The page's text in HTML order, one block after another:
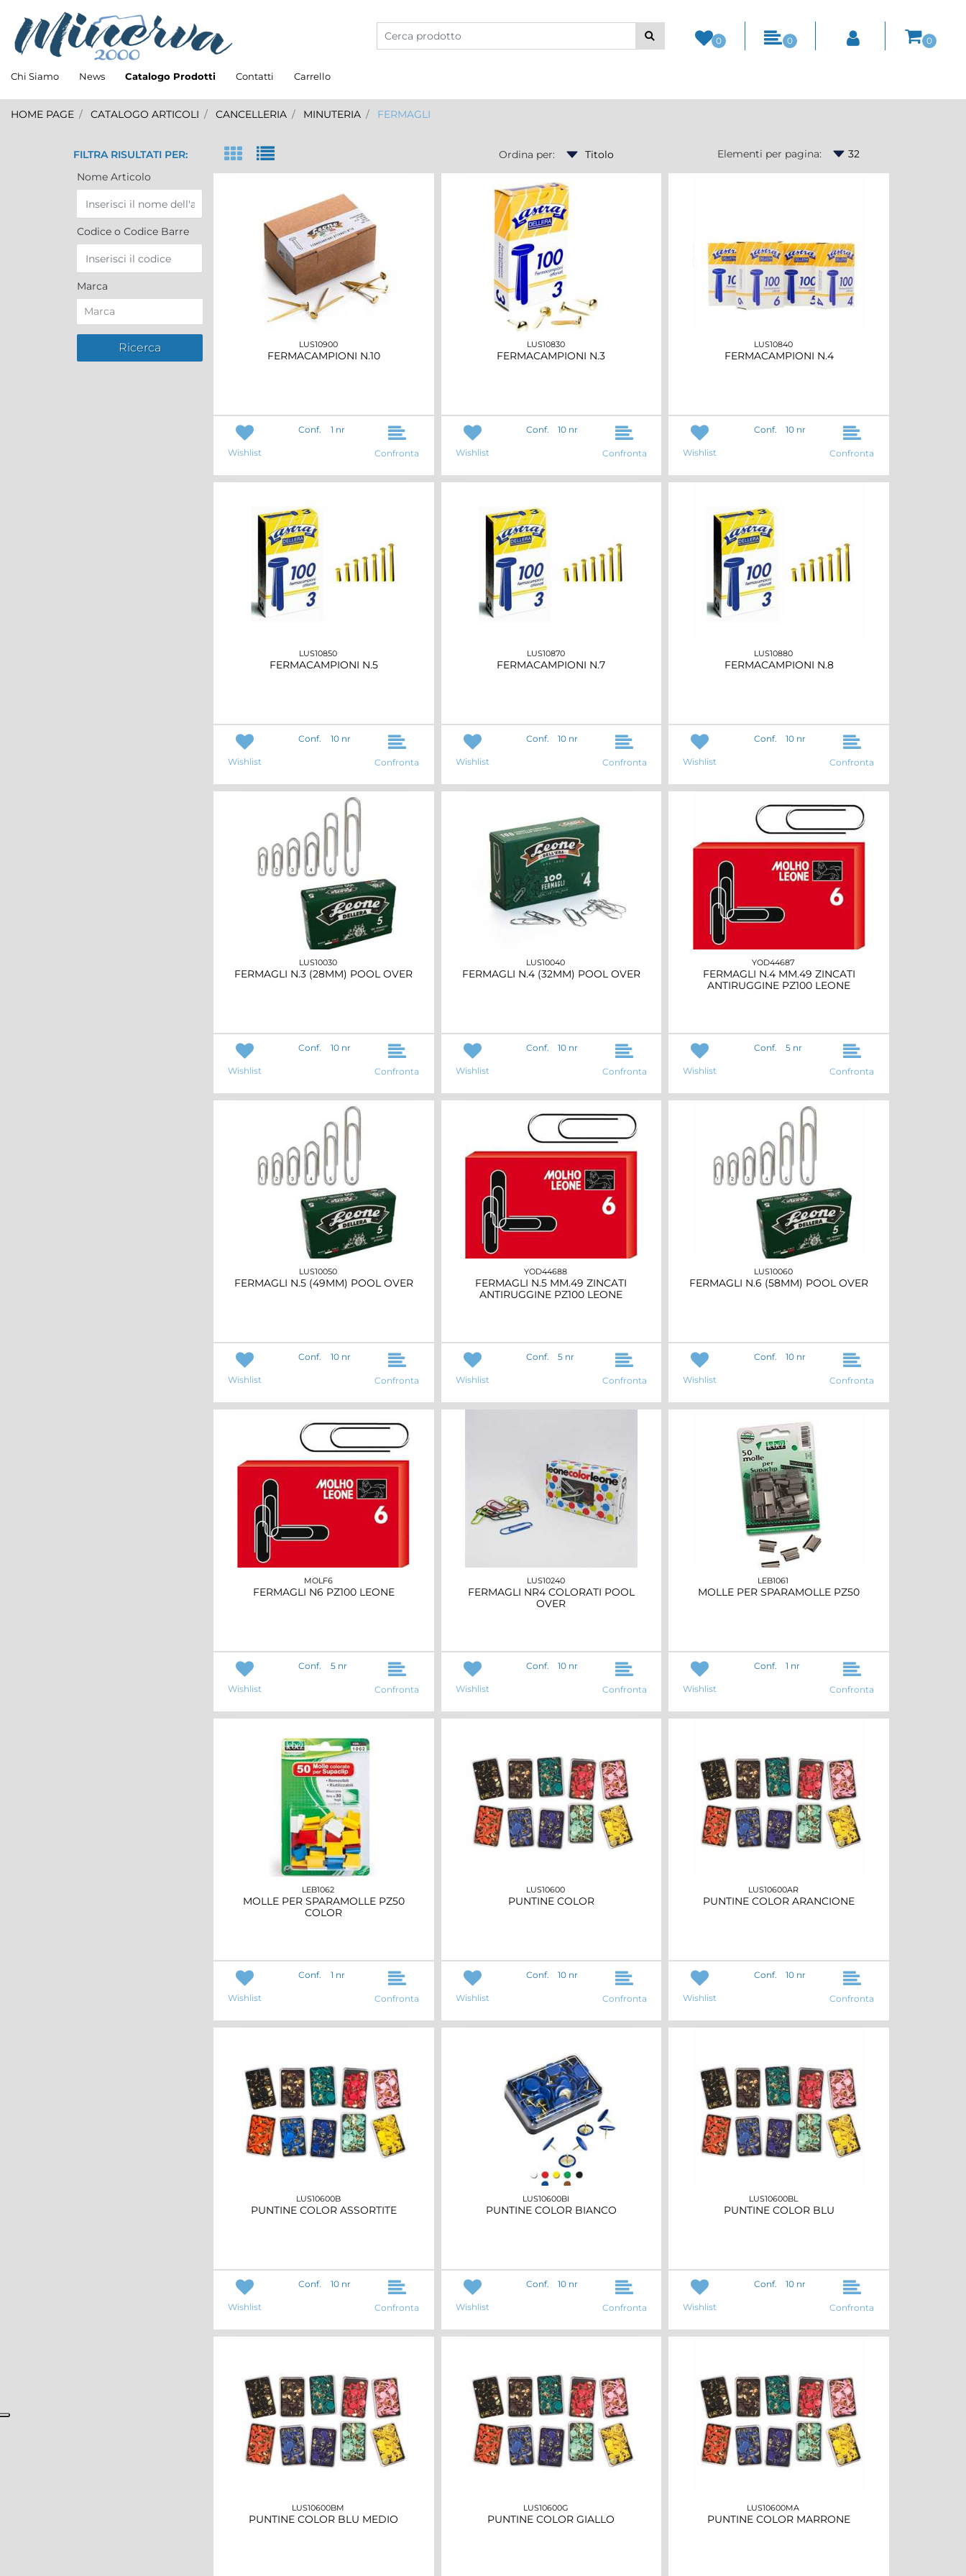
0 0 0
Chi Siamo News Catalogo Prodotti Contatti Carrello
HOME PAGE CATALOGO ARTICOLI CANCELLERIA MINUTERIA FERMAGLI
FILTRA RISULTATI PER:
Nome Articolo
Codice o Codice Barre
Marca
Ordina per: Elementi per pagina:
LUS10900
FERMACAMPIONI N.10
Wishlist
Conf. 1 nr
Confronta
LUS10830
FERMACAMPIONI N.3
Wishlist
Conf. 10 nr
Confronta
LUS10840
FERMACAMPIONI N.4
Wishlist
Conf. 10 nr
Confronta
LUS10850
FERMACAMPIONI N.5
Wishlist
Conf. 10 nr
Confronta
LUS10870
FERMACAMPIONI N.7
Wishlist
Conf. 10 nr
Confronta
LUS10880
FERMACAMPIONI N.8
Wishlist
Conf. 10 nr
Confronta
LUS10030
FERMAGLI N.3 (28MM) POOL OVER
Wishlist
Conf. 10 nr
Confronta
LUS10040
FERMAGLI N.4 (32MM) POOL OVER
Wishlist
Conf. 10 nr
Confronta
YOD44687
FERMAGLI N.4 MM.49 ZINCATI
ANTIRUGGINE PZ100 LEONE
Wishlist
Conf. 5 nr
Confronta
LUS10050
FERMAGLI N.5 (49MM) POOL OVER
Wishlist
Conf. 10 nr
Confronta
YOD44688
FERMAGLI N.5 MM.49 ZINCATI
ANTIRUGGINE PZ100 LEONE
Wishlist
Conf. 5 nr
Confronta
LUS10060
FERMAGLI N.6 (58MM) POOL OVER
Wishlist
Conf. 10 nr
Confronta
MOLF6
FERMAGLI N6 PZ100 LEONE
Wishlist
Conf. 5 nr
Confronta
LUS10240
FERMAGLI NR4 COLORATI POOL
OVER
Wishlist
Conf. 10 nr
Confronta
LEB1061
MOLLE PER SPARAMOLLE PZ50
Wishlist
Conf. 1 nr
Confronta
LEB1062
MOLLE PER SPARAMOLLE PZ50
COLOR
Wishlist
Conf. 1 nr
Confronta
LUS10600
PUNTINE COLOR
Wishlist
Conf. 10 nr
Confronta
LUS10600AR
PUNTINE COLOR ARANCIONE
Wishlist
Conf. 10 nr
Confronta
LUS10600B
PUNTINE COLOR ASSORTITE
Wishlist
Conf. 10 nr
Confronta
LUS10600BI
PUNTINE COLOR BIANCO
Wishlist
Conf. 10 nr
Confronta
LUS10600BL
PUNTINE COLOR BLU
Wishlist
Conf. 10 nr
Confronta
LUS10600BM
PUNTINE COLOR BLU MEDIO
LUS10600G
PUNTINE COLOR GIALLO
LUS10600MA
PUNTINE COLOR MARRONE